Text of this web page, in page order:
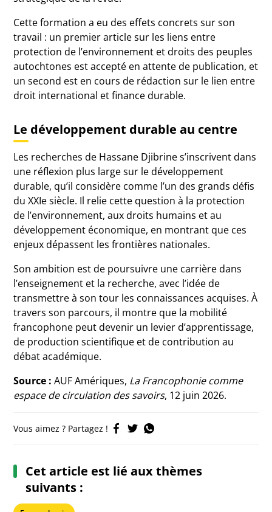
Cette formation a eu des effets concrets sur son
travail : un premier article sur les liens entre
protection de l’environnement et droits des peuples
autochtones est accepté en attente de publication, et
un second est en cours de rédaction sur le lien entre
droit international et finance durable.
Le développement durable au centre
Les recherches de Hassane Djibrine s’inscrivent dans
une réflexion plus large sur le développement
durable, qu’il considère comme l’un des grands défis
du XXIe siècle. Il relie cette question à la protection
de l’environnement, aux droits humains et au
développement économique, en montrant que ces
enjeux dépassent les frontières nationales.
Son ambition est de poursuivre une carrière dans
l’enseignement et la recherche, avec l’idée de
transmettre à son tour les connaissances acquises. À
travers son parcours, il montre que la mobilité
francophone peut devenir un levier d’apprentissage,
de production scientifique et de contribution au
débat académique.
Source : AUF Amériques, La Francophonie comme
espace de circulation des savoirs, 12 juin 2026.
Vous aimez ? Partagez !
Cet article est lié aux thèmes
suivants :